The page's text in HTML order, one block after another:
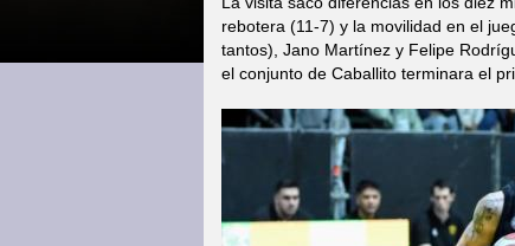
rebotera (11-7) y la movilidad en el
tantos), Jano Martínez y Felipe
el conjunto de Caballito terminara el